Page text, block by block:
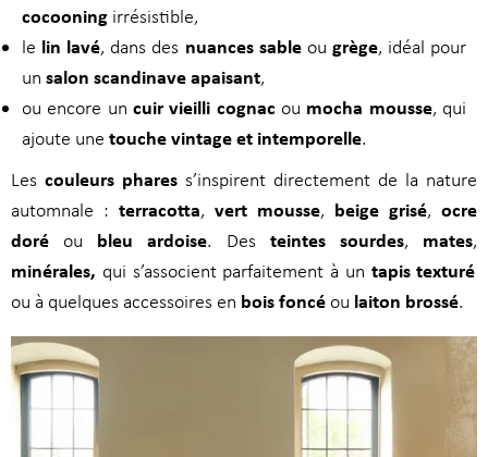
cocooning irrésistible,
le lin lavé, dans des nuances sable ou grège, idéal pour
un salon scandinave apaisant,
ou encore un cuir vieilli cognac ou mocha mousse, qui
ajoute une touche vintage et intemporelle.
Les couleurs phares s’inspirent directement de la nature
automnale : terracotta, vert mousse, beige grisé, ocre
doré
ou bleu ardoise. Des teintes sourdes, mates,
minérales, qui s’associent parfaitement à un tapis texturé
ou à quelques accessoires en bois foncé ou laiton brossé.